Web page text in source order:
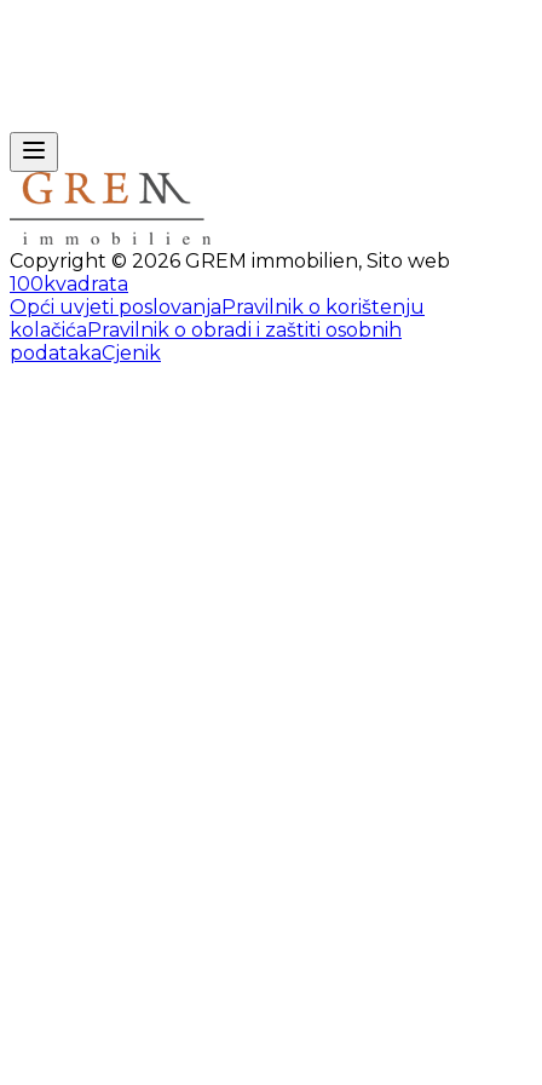
Copyright © 2026 GREM immobilien, Sito web
100kvadrata
Opći uvjeti poslovanjaPravilnik o korištenju
kolačićaPravilnik o obradi i zaštiti osobnih
podatakaCjenik